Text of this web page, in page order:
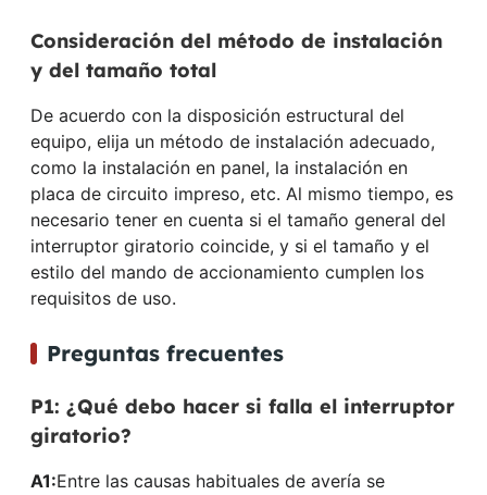
Consideración del método de instalación
y del tamaño total
De acuerdo con la disposición estructural del
equipo, elija un método de instalación adecuado,
como la instalación en panel, la instalación en
placa de circuito impreso, etc. Al mismo tiempo, es
necesario tener en cuenta si el tamaño general del
interruptor giratorio coincide, y si el tamaño y el
estilo del mando de accionamiento cumplen los
requisitos de uso.
Preguntas frecuentes
P1: ¿Qué debo hacer si falla el interruptor
giratorio?
A1:Entre las causas habituales de avería se